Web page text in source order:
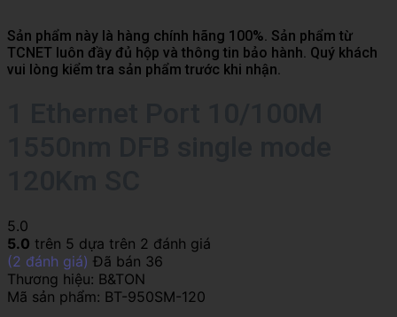
Sản phẩm này là hàng chính hãng 100%. Sản phẩm từ
TCNET luôn đầy đủ hộp và thông tin bảo hành. Quý khách
vui lòng kiểm tra sản phẩm trước khi nhận.
5.0
5.0 trên 5 dựa trên 2 đánh giá
(2 đánh giá) Đã bán 36
Thương hiệu: B&TON
Mã sản phẩm: BT-950SM-120